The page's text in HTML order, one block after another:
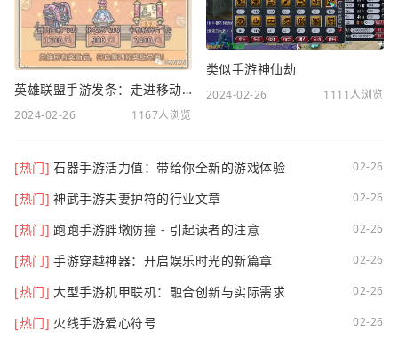
英雄联盟手游发条：走进移动电竞新时代
2024-02-26 1167人浏览
类似手游神仙劫
2024-02-26 1111人浏览
[热门] 石器手游活力值：带给你全新的游戏体验 02-26
[热门] 神武手游夫妻护符的行业文章 02-26
[热门] 跑跑手游胖墩防撞 - 引起读者的注意 02-26
[热门] 手游穿越神器：开启娱乐时光的新篇章 02-26
[热门] 大型手游机甲联机：融合创新与实际需求 02-26
[热门] 火线手游爱心符号 02-26